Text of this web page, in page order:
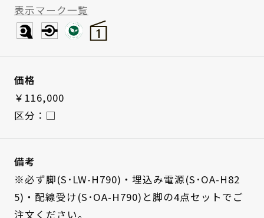
表示マーク一覧
価格
￥116,000
区分：□
備考
※必ず脚(S･LW-H790)・埋込み電源(S･OA-H82
5)・配線受け(S･OA-H790)と脚の4点セットでご
注文ください。